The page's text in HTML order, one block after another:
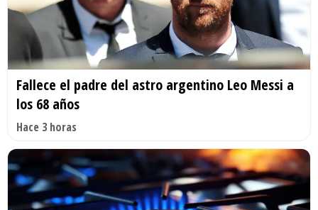
Fallece el padre del astro argentino Leo Messi a
los 68 años
Hace 3 horas